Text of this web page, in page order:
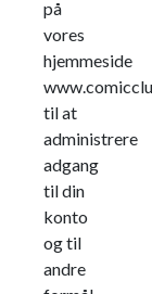
på
vores
hjemmeside
til at
administrere
adgang
til din
konto
og til
andre